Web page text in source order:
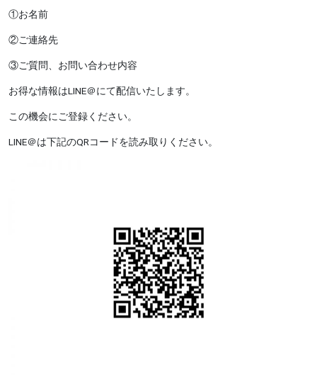
①お名前
②ご連絡先
③ご質問、お問い合わせ内容
お得な情報はLINE＠にて配信いたします。
この機会にご登録ください。
LINE＠は下記のQRコードを読み取りください。